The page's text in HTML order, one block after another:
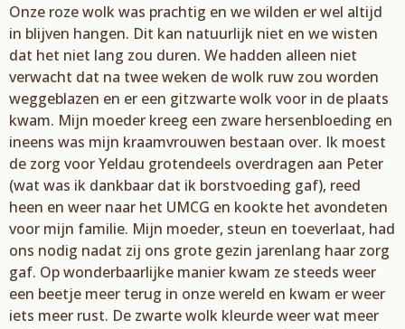
Onze roze wolk was prachtig en we wilden er wel altijd
in blijven hangen. Dit kan natuurlijk niet en we wisten
dat het niet lang zou duren. We hadden alleen niet
verwacht dat na tweeweken de wolk ruw zou worden
weggeblazen en er een gitzwarte wolkvoor in de plaats
kwam. Mijn moeder kreeg een zware hersenbloeding en
ineens was mijn kraamvrouwen bestaan over. Ik moest
de zorg voorYeldau grotendeels overdragen aan Peter
(wat was ik dankbaar dat ik borstvoeding gaf), reed
heen en weer naar het UMCG en kookte het avondeten
voor mijn familie. Mijn moeder, steun en toeverlaat, had
ons nodig nadat zij ons grote gezin jarenlang haar zorg
gaf. Op wonderbaarlijke manier kwam ze steeds weer
een beetje meer terug in onze wereld en kwam er weer
iets meer rust. De zwarte wolk kleurde weerwat meer